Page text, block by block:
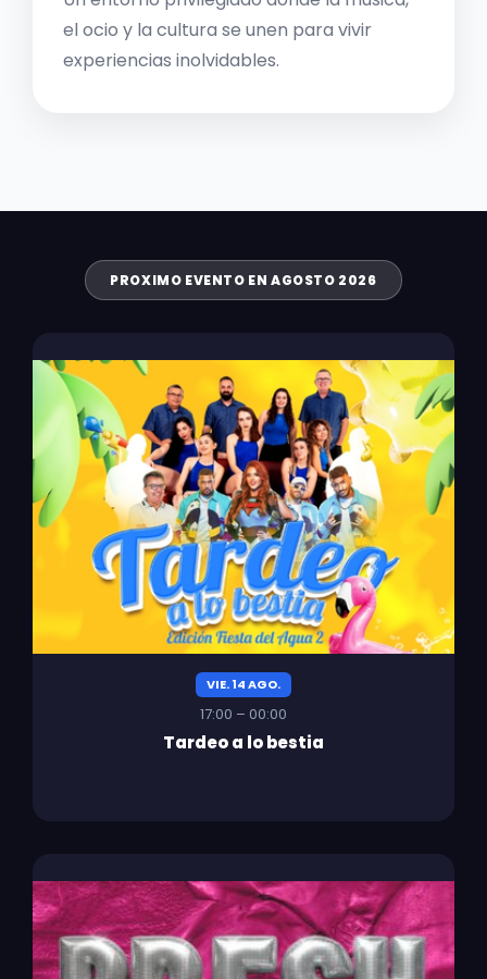
el ocio y la cultura se unen para vivir
experiencias inolvidables.
PROXIMO EVENTO EN AGOSTO 2026
VIE. 14 AGO.
17:00 – 00:00
Tardeo a lo bestia